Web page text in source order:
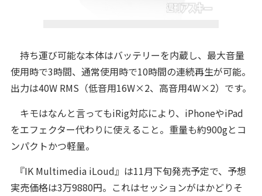
持ち運び可能な本体はバッテリーを内蔵し、最大音量
使用時で3時間、通常使用時で10時間の連続再生が可能。
出力は40W RMS（低音用16W×2、高音用4W×2）です。
キモはなんと言ってもiRig対応により、iPhoneやiPad
をエフェクター代わりに使えること。重量も約900gとコ
ンパクトかつ軽量。
『IK Multimedia iLoud』は11月下旬発売予定で、予想
実売価格は3万9880円。これはセッションがはかどりそ